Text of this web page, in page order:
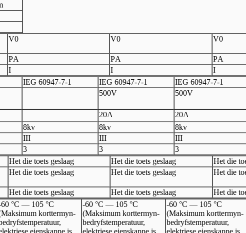
V0 V0 V0
PA PA PA
I I I
IEG 60947-7-1 IEG 60947-7-1 IEG 60947-7-1
500V 500V
20A
20A
8kv 8kv
8kv
III III
III
3 3
3
Het die toets geslaag Het die toets geslaag Het die
Het die toets geslaag Het die toets geslaag Het die
Het die toets geslaag Het die toets geslaag Het die
°C — 105 °C
korttermyn-
-60 °C — 105 °C
(Maksimum korttermyn-
bedryfstemperatuur,
-60 °C — 105 °C
(Maksimum korttermyn-
bedryfstemperatuur,